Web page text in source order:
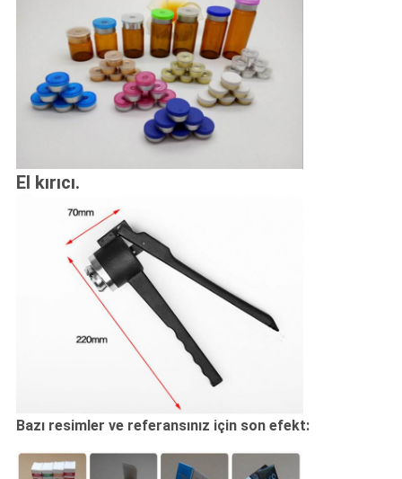
El kırıcı.
Bazı resimler ve referansınız için son efekt: